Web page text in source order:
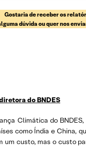
Gostaria de receber os
dúvida ou quer nos
do BNDES
Climática do
como Índia e China,
custo, mas o custo